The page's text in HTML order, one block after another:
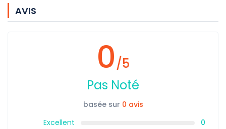
AVIS
0/5
Pas Noté
basée sur 0 avis
Excellent
0